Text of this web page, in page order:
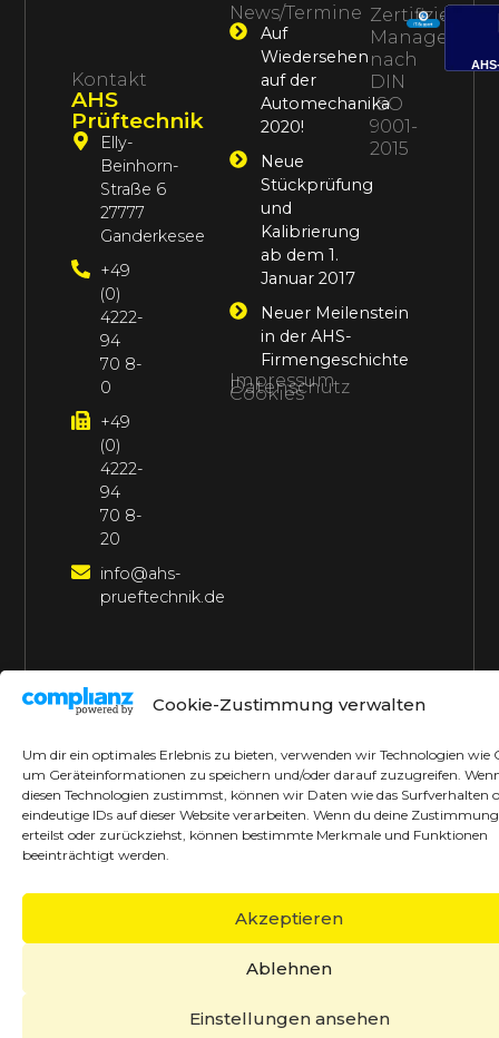
Cookie-Zustimmung verwalten
Um dir ein optimales Erlebnis zu bieten, verwenden wir Technologien wie
um Geräteinformationen zu speichern und/oder darauf zuzugreifen.
diesen Technologien zustimmst, können wir Daten wie das Surfverhalten
eindeutige IDs auf dieser Website verarbeiten. Wenn du deine
erteilst oder zurückziehst, können bestimmte Merkmale und Funktionen
beeinträchtigt werden.
Akzeptieren
Ablehnen
Einstellungen ansehen
News/Termine
Auf
Wiedersehen
auf der
Automechanika
2020!
Neue
Stückprüfung
und
Kalibrierung
ab dem 1.
Januar 2017
Neuer Meilenstein
in der AHS-
Firmengeschichte
Impressum
Datenschutz
Cookies
Kontakt
AHS
Prüftechnik
Elly-
Beinhorn-
Straße 6
27777
Ganderkesee
+49
(0)
4222-
94
70 8-
0
+49
(0)
4222-
94
70 8-
20
info@ahs-
prueftechnik.de
Zertifiziertes
nach
DIN
ISO
9001-
2015
©2026 AHS PrüftechnikAlle Rechte vorbehalten